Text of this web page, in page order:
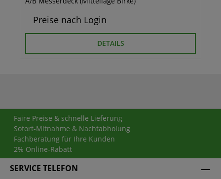
Preise nach Login
DETAILS
Faire Preise & schnelle Lieferung
Sofort-Mitnahme & Nachtabholung
Fachberatung für Ihre Kunden
2% Online-Rabatt
SERVICE TELEFON